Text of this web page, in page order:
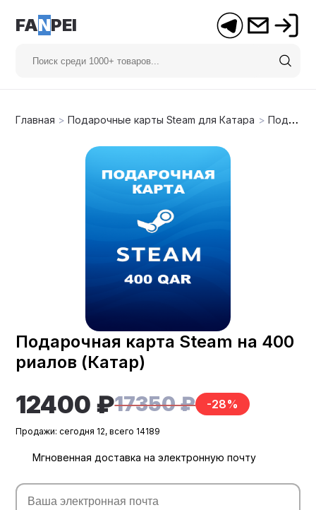
FANPEI
Главная >Подарочные карты Steam для Катара >Подарочная карта Steam на 400 риалов (Катар)
Подарочная карта Steam на 400
риалов (Катар)
12400 ₽17350 ₽ -28%
Продажи: сегодня 12, всего 14189
Мгновенная доставка на электронную почту